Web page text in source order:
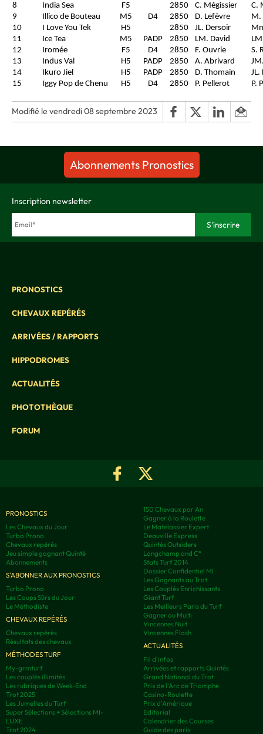
8
India Sea F5 2850 C. Mégissier
C.
9
Illico de Bouteau M5 D4 2850 D. Lefèvre
M.
10
I Love You Tek H5 2850 JL. Dersoir
11
Ice Tea M5 PADP 2850 LM. David
12
Iromée F5 D4 2850 F. Ouvrie
S.
13
Indus Val H5 PADP 2850 A. Abrivard
14
Ikuro Jiel H5 PADP 2850 D. Thomain
JL.
15
Iggy Pop de Chenu H5 D4 2850 P. Pellerot P.
Modifié le vendredi 08 septembre 2023
Abonnements Pronostics
Inscription newsletter
PRONOSTICS
CHEVAUX REPÉRÉS
ARRIVÉES / RAPPORTS
HIPPODROMES
ACTUALITÉS
PHOTOTHÈQUE
FORUM
PRONOSTICS
Les Chevaux du Jour
Turbo Prono
Chevaux repérés
Jeu simple gagnant Quinté
Abonnements
S'ABONNER AUX PRONOSTICS
Turbo Prono
Les Coups Sûrs du Jour
Le Méthodiste
CHEVAUX REPÉRÉS
Chevaux repérés
Résultats des chevaux
MÉTHODES TURF
My-grmturf
Les couplés illimités
Les rubriques de Week-End
Trot 2025
Les Jumelles du Turf
Super Sélections + Sélections MI-
LUXE
Trot 2024
150 Chevaux par An
Gagner à la Roulette
Le Matelassier Expert
Deauville Express
Quintés Outsiders
Longchamp and C°
Stats Turf 2014
Dossier Confidentiel MI
Les Gagnants au Trot
Les Couplés Enrichissants
Giant Turf
Les Meilleurs Paris du Turf
Gagner au Multi
Vincennes Nuit
Vincennes Flash
ACTUALITÉS
Fil d'infos
Arrivées et rapports Quintés
Grand National du Trot
Prix de l'Arc de Triomphe
Casino-Roulette
Prix d'Amérique
Editorial
Calendrier des Courses
Guide des paris